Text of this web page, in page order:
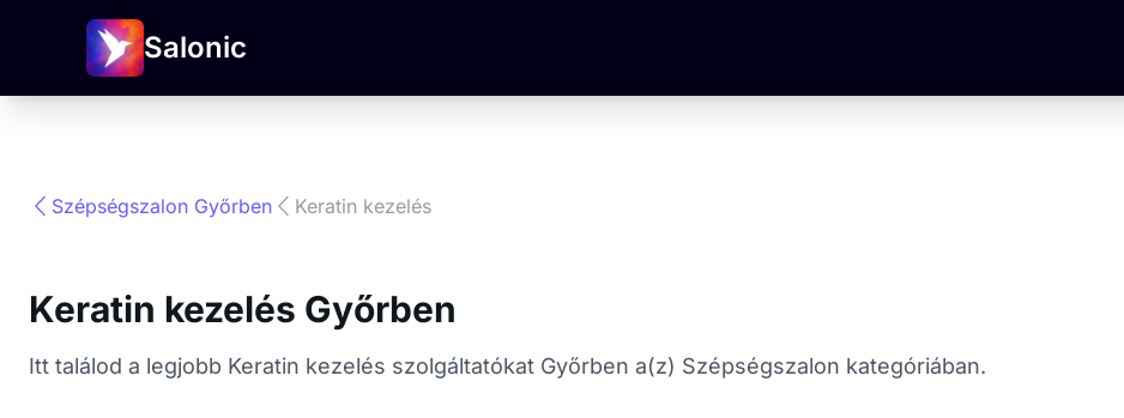
Salonic
Szépségszalon Győrben Keratin kezelés
Keratin kezelés Győrben
Itt találod a legjobb Keratin kezelés szolgáltatókat Győrben a(z) Szépségszalon kategóriában.